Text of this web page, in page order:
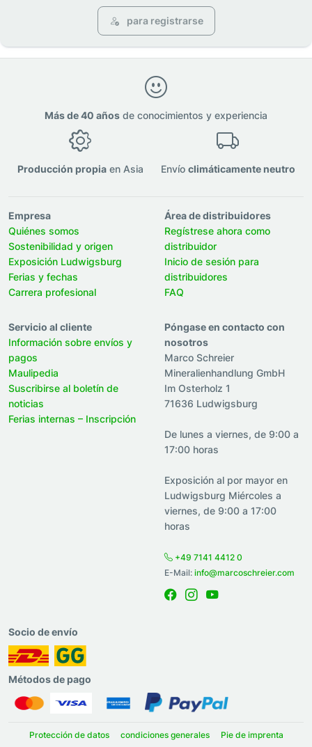
para registrarse
Más de 40 años de conocimientos y experiencia
Producción propiaen Asia Envío climáticamente neutro
Empresa
Quiénes somos
Sostenibilidad y origen
Exposición Ludwigsburg
Ferias y fechas
Carrera profesional
Área de distribuidores
Regístrese ahora como
distribuidor
Inicio de sesión para
distribuidores
FAQ
Servicio al cliente
Información sobre envíos y
pagos
Maulipedia
Suscribirse al boletín de
noticias
Ferias internas – Inscripción
Póngase en contacto con
nosotros
Marco Schreier
Mineralienhandlung GmbH
Im Osterholz 1
71636 Ludwigsburg
De lunes a viernes, de 9:00 a
17:00 horas
Exposición al por mayor en
Ludwigsburg Miércoles a
viernes, de 9:00 a 17:00
horas
+49 7141 4412 0
E-Mail: info@marcoschreier.com
Socio de envío
Métodos de pago
Protección de datos condiciones generales
Pie de imprenta